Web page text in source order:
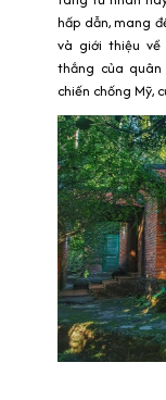
hấp dẫn, mang
và giới thiệu về
thắng của
chiến chống Mỹ,